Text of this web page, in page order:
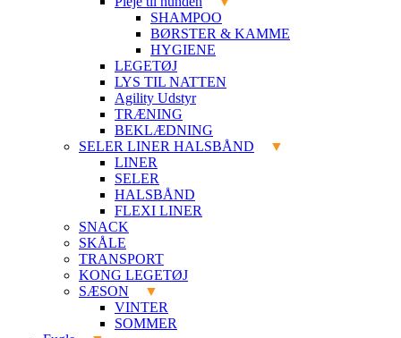
SHAMPOO
BØRSTER & KAMME
HYGIENE
LEGETØJ
LYS TIL NATTEN
Agility Udstyr
TRÆNING
BEKLÆDNING
SELER LINER HALSBÅND
LINER
SELER
HALSBÅND
FLEXI LINER
SNACK
SKÅLE
TRANSPORT
KONG LEGETØJ
SÆSON
VINTER
SOMMER